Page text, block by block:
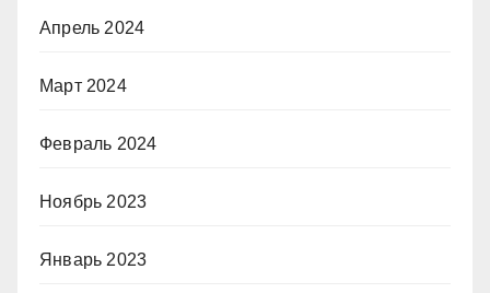
Апрель 2024
Март 2024
Февраль 2024
Ноябрь 2023
Январь 2023